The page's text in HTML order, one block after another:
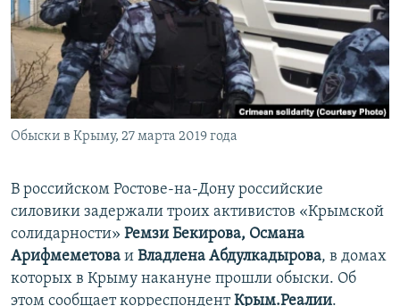
ПОБЕДИТЕЛЕЙ НЕ СУДЯТ?
КРЫМ.НЕПОКОРЕННЫЙ
ELIFBE
УКРАИНСКАЯ ПРОБЛЕМА КРЫМА
ПРИСОЕДИНЯЙТЕСЬ!
Все сайты RFE/RL
Обыски в Крыму, 27 марта 2019 года
В российском Ростове-на-Дону российские
силовики задержали троих активистов «Крымской
солидарности» Ремзи Бекирова, Османа
Арифмеметова и Владлена Абдулкадырова, в домах
которых в Крыму накануне прошли обыски. Об
этом сообщает корреспондентКрым.Реалии.